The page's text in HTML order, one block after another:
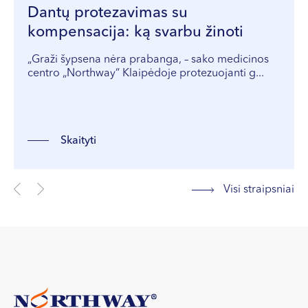
varžtelis, kuris chirurginiu būdu yra įsukamas į žandikaulį
vietoje prarasto danties šaknies. Dantų implantai
naudojami norint atkurti tiek vieną prarastą dantį, tiek
daugumą ar net visus dantis.
etapų: chirurginio gydymo dalies bei protezavimo.
poreikiui) padeda atstatyti kaulo bei minkštųjų audinių
prarastų dantų atkūrimo sprendimas, padedantis
Dantų protezavimas su
kompensacija: ką svarbu žinoti
„Graži šypsena nėra prabanga, – sako medicinos
centro „Northway“ Klaipėdoje protezuojanti g...
Skaityti
Visi straipsniai